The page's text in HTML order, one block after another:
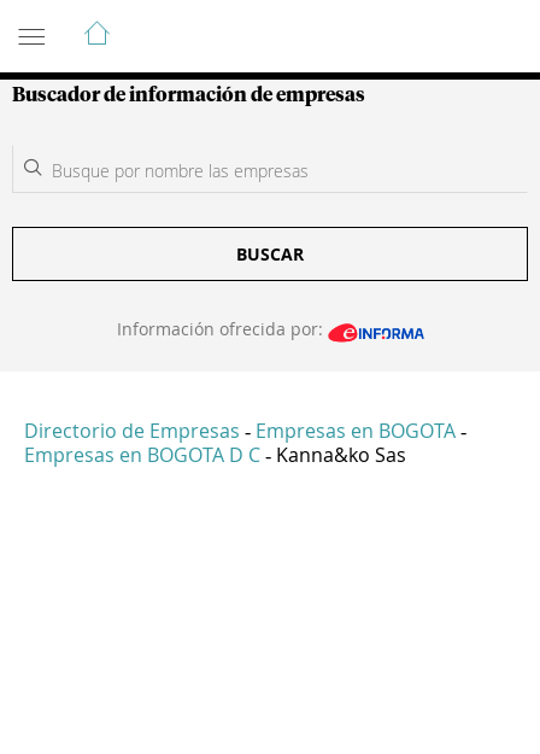
Guía de Empresas Colombianas
Buscador de información de empresas
BUSCAR
Información ofrecida por:
Directorio de Empresas - Empresas en BOGOTA -
Empresas en BOGOTA D C - Kanna&ko Sas